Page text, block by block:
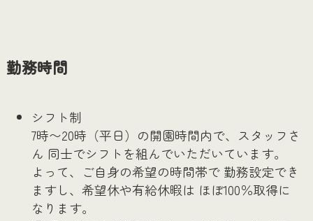
勤務時間
シフト制
7時〜20時（平日）の開園時間内で、スタッフさ
ん 同士でシフトを組んでいただいています。
よって、ご自身の希望の時間帯で 勤務設定でき
ますし、希望休や有給休暇は ほぼ100％取得に
なります。